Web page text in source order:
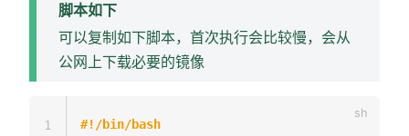
脚本如下
可以复制如下脚本，首次执行会比较慢，会从
公网上下载必要的镜像
#!/bin/bash
1